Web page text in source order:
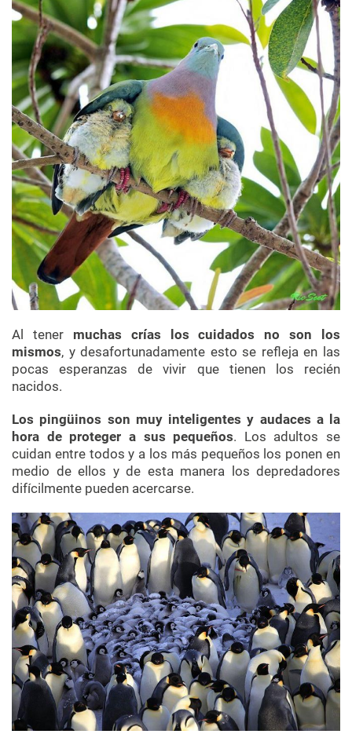
Al tener muchas crías los cuidados no son los
mismos, y desafortunadamente esto se refleja en las
pocas esperanzas de vivir que tienen los recién
nacidos.
Los pingüinos son muy inteligentes y audaces a la
hora de proteger a sus pequeños. Los adultos se
cuidan entre todos y a los más pequeños los ponen en
medio de ellos y de esta manera los depredadores
difícilmente pueden acercarse.